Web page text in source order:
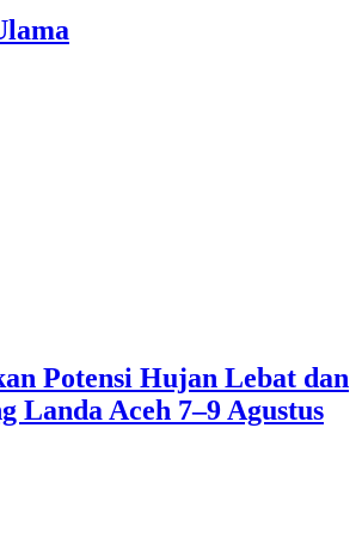
Potensi Hujan Lebat dan
Landa Aceh 7–9 Agustus